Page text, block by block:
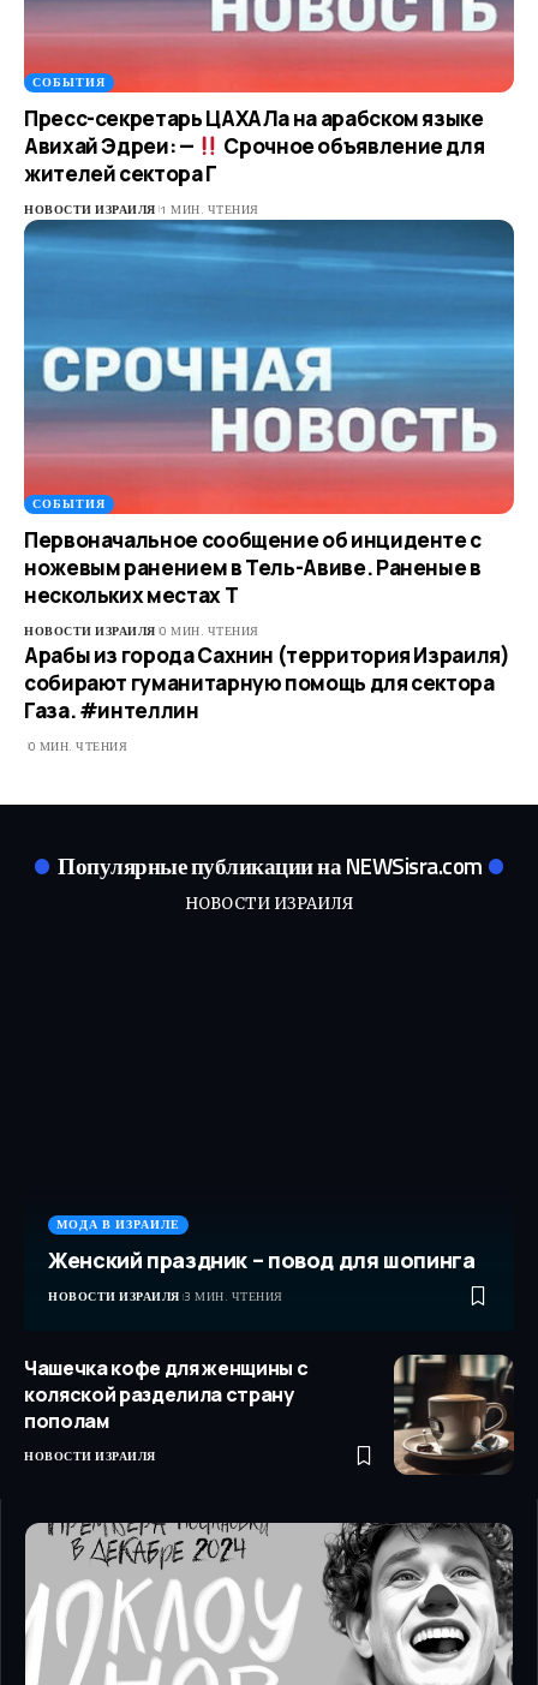
СОБЫТИЯ
Пресс-секретарь ЦАХАЛа на арабском языке
Авихай Эдреи: —
Срочное объявление для
жителей сектора Г
НОВОСТИ ИЗРАИЛЯ 1 МИН. ЧТЕНИЯ
СОБЫТИЯ
Первоначальное сообщение об инциденте с
ножевым ранением в Тель-Авиве. Раненые в
нескольких местах Т
НОВОСТИ ИЗРАИЛЯ 0 МИН. ЧТЕНИЯ
Арабы из города Сахнин (территория Израиля)
собирают гуманитарную помощь для сектора
Газа. #интеллин
0 МИН. ЧТЕНИЯ
Популярные публикации на NEWSisra.com
НОВОСТИ ИЗРАИЛЯ
МОДА В ИЗРАИЛЕ
Женский праздник – повод для шопинга
НОВОСТИ ИЗРАИЛЯ 3 МИН. ЧТЕНИЯ
Чашечка кофе для женщины с
коляской разделила страну
пополам
НОВОСТИ ИЗРАИЛЯ